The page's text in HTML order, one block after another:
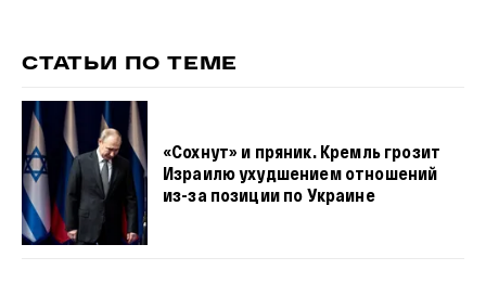
СТАТЬИ ПО ТЕМЕ
«Сохнут» и пряник. Кремль грозит
Израилю ухудшением отношений
из-за позиции по Украине